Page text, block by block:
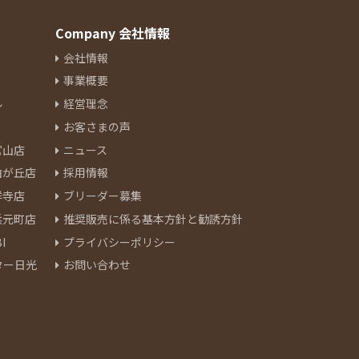
店
丘店
店
町店
日光
Company 会社情報
会社情報
事業概要
経営理念
お客さまの声
ニュース
採用情報
ブリーダー募集
推奨販売に係る基本方針と勧誘方針
プライバシーポリシー
お問い合わせ